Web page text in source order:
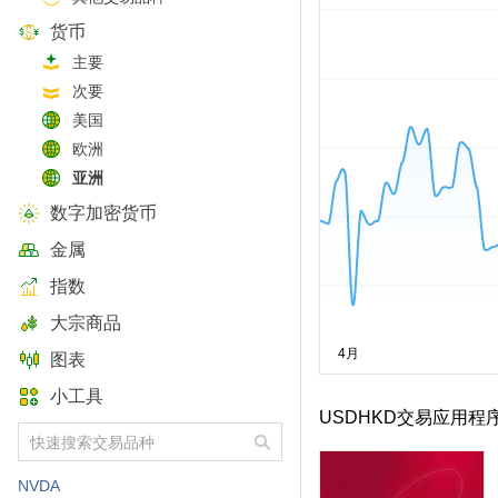
货币
主要
次要
美国
欧洲
亚洲
数字加密货币
金属
指数
大宗商品
图表
小工具
NVDA
USDHKD交易应用程